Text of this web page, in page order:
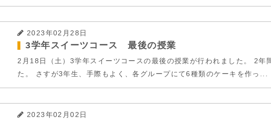
2023年02月28日
3学年スイーツコース 最後の授業
2月18日（土）3学年スイーツコースの最後の授業が行われました。 2年
た。 さすが3年生、手際もよく、各グループにて6種類のケーキを作っ...
2023年02月02日